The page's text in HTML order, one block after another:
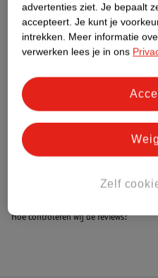
Dit
Impact
Meer
Bestel &
Bekijk ook
Alle Wiegdekens
Hoe controleren wij de reviews?
advertenties ziet. Je bepaalt
accepteert. Je kunt je
intrekken. Meer informatie
verwerken lees je in ons
Zelf